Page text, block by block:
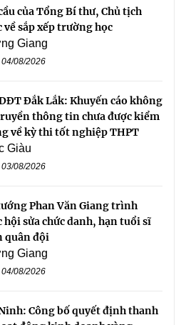
của Tổng Bí thư, Chủ tịch
về sắp xếp trường học
Giang
04/08/2026
Đắk Lắk: Khuyến cáo không
thông tin chưa được kiểm
về kỳ thi tốt nghiệp THPT
Giàu
08/2026
Phan Văn Giang trình
hội sửa chức danh, hạn tuổi sĩ
quân đội
Giang
08/2026
Công bố quyết định thanh